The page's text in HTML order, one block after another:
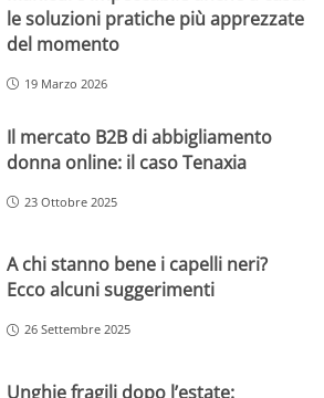
le soluzioni pratiche più apprezzate
del momento
19 Marzo 2026
Il mercato B2B di abbigliamento
donna online: il caso Tenaxia
23 Ottobre 2025
A chi stanno bene i capelli neri?
Ecco alcuni suggerimenti
26 Settembre 2025
Unghie fragili dopo l’estate: